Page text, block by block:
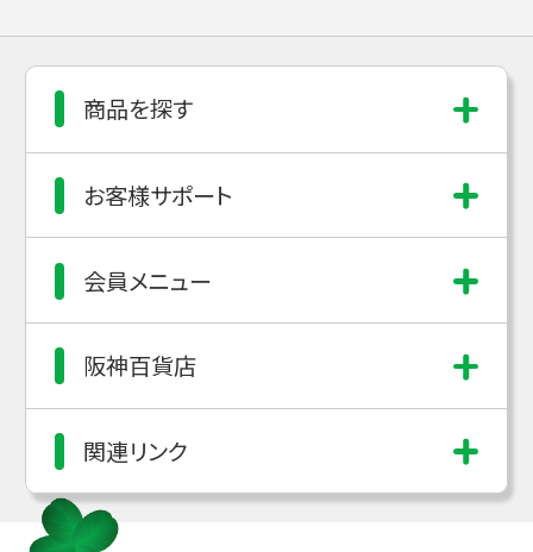
商品を探す
お客様サポート
会員メニュー
阪神百貨店
関連リンク